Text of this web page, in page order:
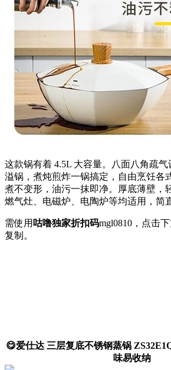
这款锅有着 4.5L 大容量。八面八角疏
溢锅，煮炖煎炸一锅搞定，自由烹饪各
煮不变形，油污一抹即净。厚底薄壁，
燃气灶、电磁炉、电陶炉等均适用，简
需使用 咕噜独家折扣码mgl0810 ，点击
复制。
😋爱仕达 三层复底不锈钢蒸锅
味易收纳